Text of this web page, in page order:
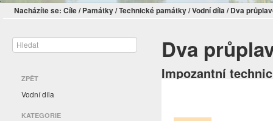
Nacházíte se: Cíle/ Památky/Technické památky/Vodní díla/ Dva
ZPĚT
Vodní díla
KATEGORIE
Dva
Impozantní